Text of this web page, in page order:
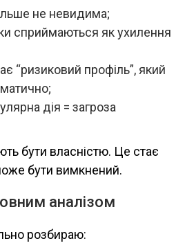
не невидима;
сприймаються як ухилення
“ризиковий профіль”, який
дія = загроза
бути власністю. Це стає
бути вимкнений.
аналізом
розбираю: